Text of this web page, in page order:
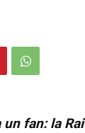
un fan: la